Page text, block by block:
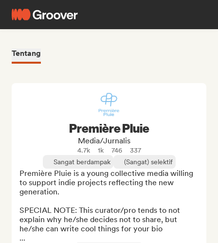
Tentang
Première Pluie
Media/Jurnalis
4.7k 1k 746
337
Sangat berdampak
(Sangat) selektif
Première Pluie is a young collective media willing
to support indie projects reflecting the new
generation.
SPECIAL NOTE: This curator/pro tends to not
explain why he/she decides not to share, but
he/she can write cool things for your bio
...